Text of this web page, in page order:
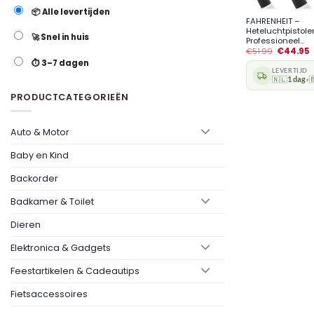
📦 Alle levertijden
🚀 Snel in huis
⏱️ 3–7 dagen
PRODUCTCATEGORIEËN
Auto & Motor
Baby en Kind
Backorder
Badkamer & Toilet
Dieren
Elektronica & Gadgets
Feestartikelen & Cadeautips
Fietsaccessoires
FAHRENHEIT –
Professioneel...
€51.99 €44.95
LEVERTIJD
🇳🇱1 dag•